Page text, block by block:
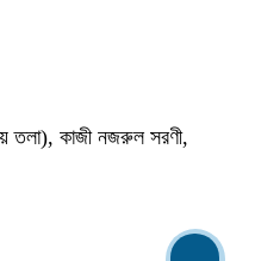
তলা), কাজী নজরুল সরণী,